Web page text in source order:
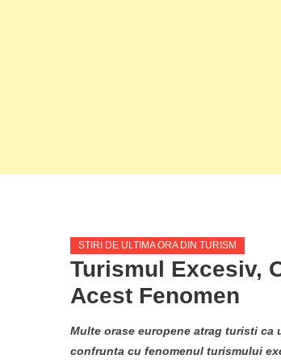
STIRI DE ULTIMA ORA DIN TURISM
Turismul Excesiv,
Acest Fenomen
Multe orase europene atrag turisti
confrunta cu fenomenul turismului